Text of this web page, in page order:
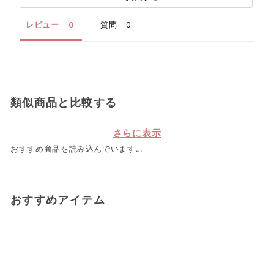
レビュー 質問
類似商品と比較する
さらに表示
おすすめ商品を読み込んでいます…
おすすめアイテム